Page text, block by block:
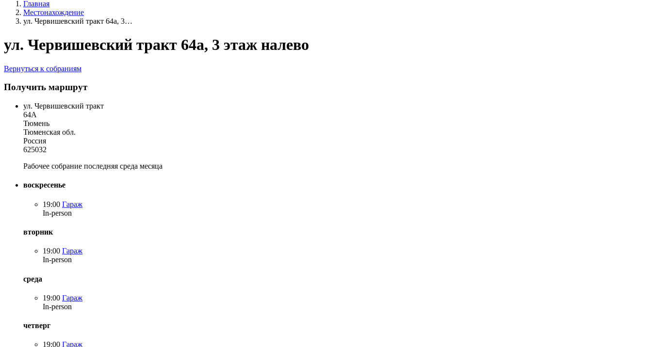
Главная
Местонахождение
ул. Червишевский тракт 64а, 3…
ул. Червишевский тракт 64а, 3 этаж налево
Вернуться к собраниям
Получить маршрут
ул. Червишевский тракт
64А
Тюмень
Тюменская обл.
Россия
625032
Рабочее собрание последняя среда месяца
воскресенье
19:00 Гараж
In-person
вторник
19:00 Гараж
In-person
среда
19:00 Гараж
In-person
четверг
19:00 Гараж